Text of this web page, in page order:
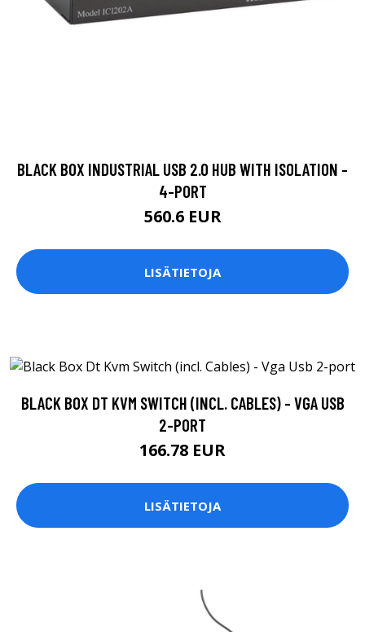
BLACK BOX INDUSTRIAL USB 2.0 HUB WITH ISOLATION -
4-PORT
560.6 EUR
LISÄTIETOJA
BLACK BOX DT KVM SWITCH (INCL. CABLES) - VGA USB
2-PORT
166.78 EUR
LISÄTIETOJA